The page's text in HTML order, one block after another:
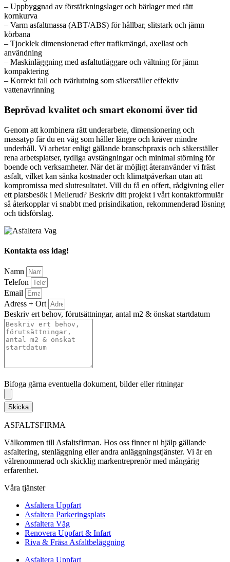
– Uppbyggnad av förstärkningslager och bärlager med rätt
kornkurva
– Varm asfaltmassa (ABT/ABS) för hållbar, slitstark och jämn
körbana
– Tjocklek dimensionerad efter trafikmängd, axellast och
användning
– Maskinläggning med asfaltutläggare och vältning för jämn
kompaktering
– Korrekt fall och tvärlutning som säkerställer effektiv
vattenavrinning
Beprövad kvalitet och smart ekonomi över tid
Genom att kombinera rätt underarbete, dimensionering och
massatyp får du en väg som håller längre och kräver mindre
underhåll. Vi arbetar enligt gällande branschpraxis och säkerställer
rena arbetsplatser, tydliga avstängningar och minimal störning för
boende och verksamheter. När det är möjligt återanvänder vi fräst
asfalt, vilket kan sänka kostnader och klimatpåverkan utan att
kompromissa med slutresultatet. Vill du få en offert, rådgivning eller
ett platsbesök i Mellerud? Beskriv ditt projekt i vårt kontaktformulär
så återkopplar vi snabbt med prisindikation, rekommenderad lösning
och tidsförslag.
Kontakta oss idag!
Namn
Telefon
Email
Adress + Ort
Beskriv ert behov, förutsättningar, antal m2 & önskat startdatum
Bifoga gärna eventuella dokument, bilder eller ritningar
Skicka
ASFALTSFIRMA
Välkommen till Asfaltsfirman. Hos oss finner ni hjälp gällande
asfaltering, stenläggning eller andra anläggningstjänster. Vi är en
välrenommerad och skicklig markentreprenör med mångårig
erfarenhet.
Våra tjänster
Asfaltera Uppfart
Asfaltera Parkeringsplats
Asfaltera Väg
Renovera Uppfart & Infart
Riva & Fräsa Asfaltbeläggning
Asfaltera Uppfart